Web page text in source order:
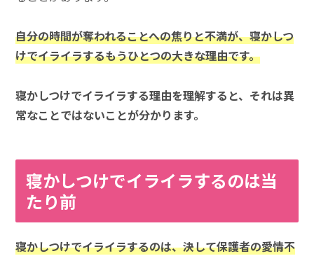
自分の時間が奪われることへの焦りと不満が、寝かしつ
けでイライラするもうひとつの大きな理由です。
寝かしつけでイライラする理由を理解すると、それは異
常なことではないことが分かります。
寝かしつけでイライラするのは当
たり前
寝かしつけでイライラするのは、決して保護者の愛情不